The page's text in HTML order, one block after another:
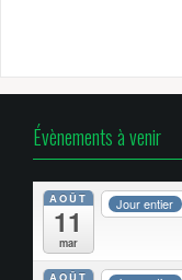
Évènements à venir
AOÛT
11
mar
Jour entier
AOÛT